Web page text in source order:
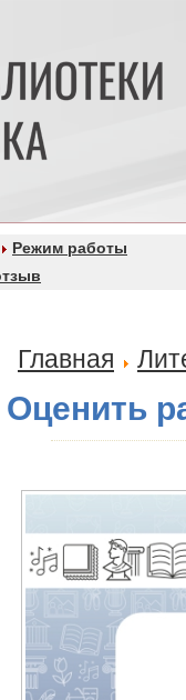
Режим работы
Главная
Оценить